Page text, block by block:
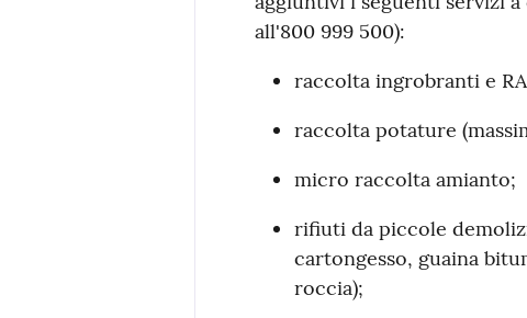
all'800 999 500):
raccolta ingrobranti e
raccolta potature
micro raccolta amianto;
rifiuti da piccole
cartongesso, guaina
roccia);